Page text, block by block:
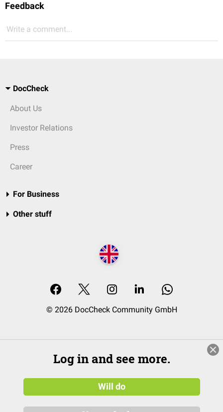
Feedback
Write a comment...
DocCheck
About Us
Investor Relations
Press
Career
For Business
Other stuff
© 2026 DocCheck Community GmbH
Log in and see more.
Will do